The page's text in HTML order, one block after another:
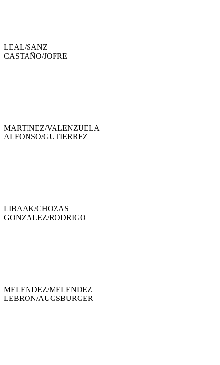
LEAL/SANZ
CASTAÑO/JOFRE
MARTINEZ/VALENZUELA
ALFONSO/GUTIERREZ
LIBAAK/CHOZAS
GONZALEZ/RODRIGO
MELENDEZ/MELENDEZ
LEBRON/AUGSBURGER